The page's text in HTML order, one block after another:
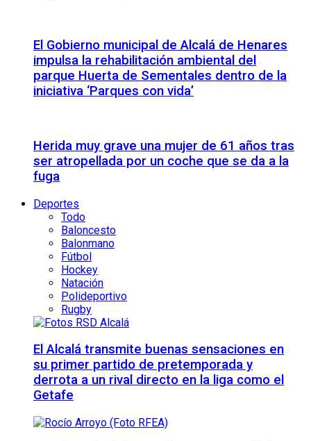
El Gobierno municipal de Alcalá de Henares
impulsa la rehabilitación ambiental del
parque Huerta de Sementales dentro de la
iniciativa ‘Parques con vida’
Herida muy grave una mujer de 61 años tras
ser atropellada por un coche que se da a la
fuga
Deportes
Todo
Baloncesto
Balonmano
Fútbol
Hockey
Natación
Polideportivo
Rugby
El Alcalá transmite buenas sensaciones en
su primer partido de pretemporada y
derrota a un rival directo en la liga como el
Getafe